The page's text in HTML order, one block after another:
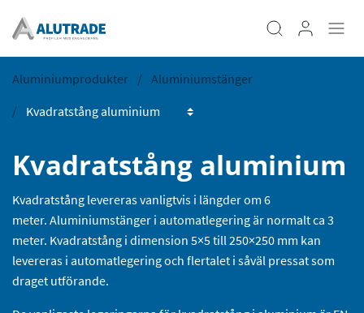
Aluminiumprodukter Aluminiumstänger
Kvadratstång aluminium
Kvadratstång levereras vanligtvis i längder om 6
meter. Aluminiumstänger i automatlegering är normalt ca 3
meter. Kvadratstång i dimension 5×5 till 250×250 mm kan
levereras i automatlegering och flertalet i såväl pressat som
draget utförande.